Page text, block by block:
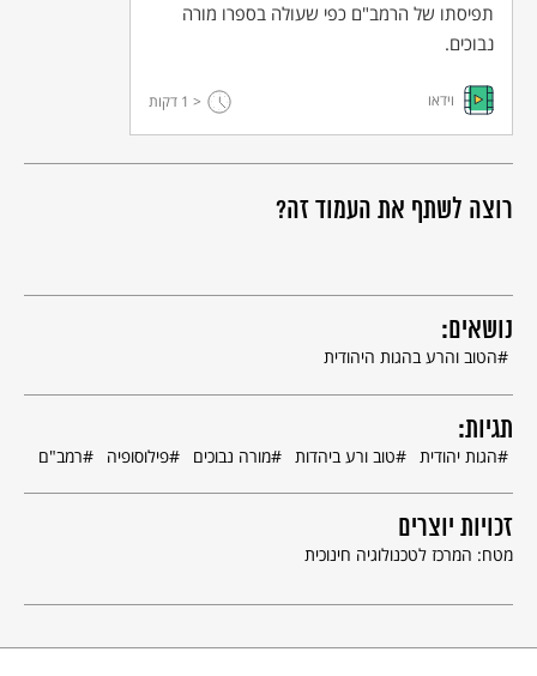
רוצה לשתף את העמוד זה?
תפיסתו של הרמב"ם כפי שעולה בספרו מורה
נבוכים.
וידאו < 1 דקות
נושאים:
הטוב והרע בהגות היהודית
תגיות:
הגות יהודית טוב ורע ביהדות מורה נבוכים פילוסופיה רמב"ם
זכויות יוצרים
מטח: המרכז לטכנולוגיה חינוכית